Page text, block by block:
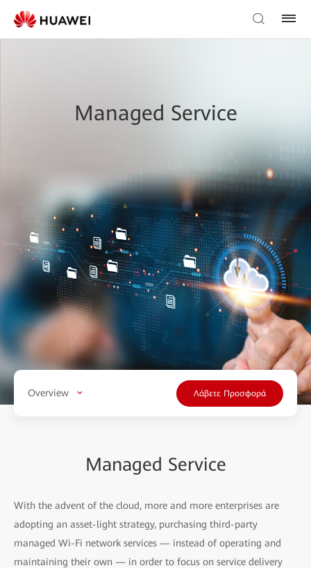
Managed Service
Overview Λάβετε Προσφορά
Managed Service
With the advent of the cloud, more and more enterprises are
adopting an asset-light strategy, purchasing third-party
managed Wi-Fi network services — instead of operating and
maintaining their own — in order to focus on service delivery